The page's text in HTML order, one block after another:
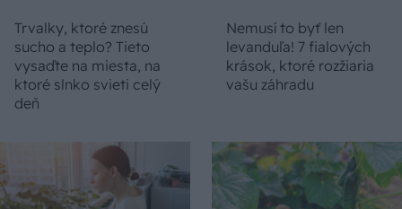
Trvalky, ktoré znesú
sucho a teplo? Tieto
vysaďte na miesta, na
ktoré slnko svieti celý
deň
Nemusí to byť len
levanduľa! 7 fialových
krások, ktoré rozžiaria
vašu záhradu